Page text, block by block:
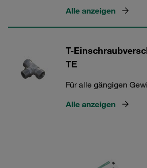
Alle anzeigen
T-
TE
Für alle gängigen
Alle anzeigen